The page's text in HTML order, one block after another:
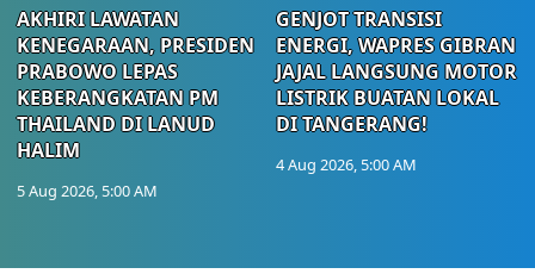
AKHIRI LAWATAN
KENEGARAAN, PRESIDEN
PRABOWO LEPAS
KEBERANGKATAN PM
THAILAND DI LANUD
HALIM
5 Aug 2026, 5:00 AM
GENJOT TRANSISI
ENERGI, WAPRES GIBRAN
JAJAL LANGSUNG MOTOR
LISTRIK BUATAN LOKAL
DI TANGERANG!
4 Aug 2026, 5:00 AM